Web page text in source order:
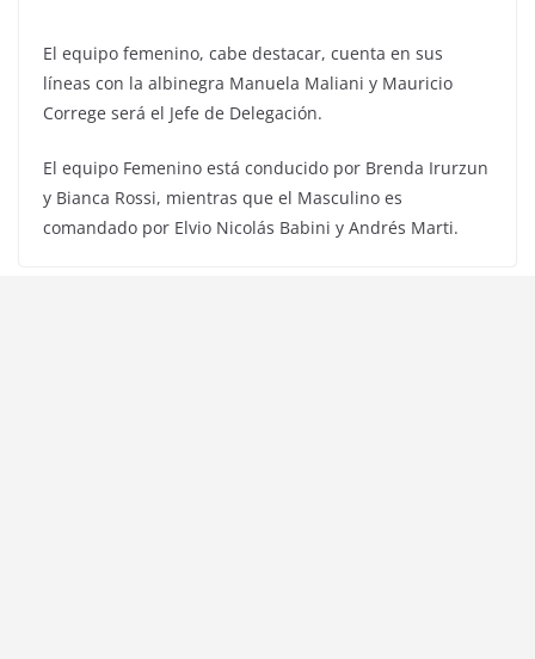
El equipo femenino, cabe destacar, cuenta en sus
líneas con la albinegra Manuela Maliani y Mauricio
Correge será el Jefe de Delegación.
El equipo Femenino está conducido por Brenda Irurzun
y Bianca Rossi, mientras que el Masculino es
comandado por Elvio Nicolás Babini y Andrés Marti.